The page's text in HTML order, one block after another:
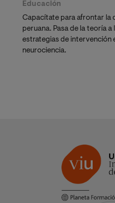
Educación
Capacítate para afrontar la
peruana. Pasa de la teoría
estrategias de intervención
neurociencia.